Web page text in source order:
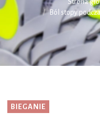
Ból stopy
BIEGANIE